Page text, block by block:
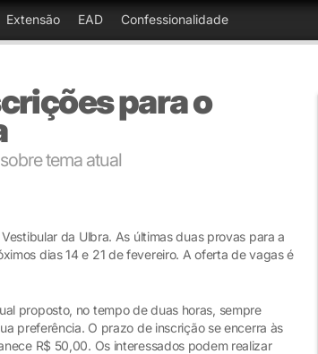
Extensão EAD Confessionalidade
para o
tema atual
da Ulbra. As últimas duas provas para a
dias 14 e 21 de fevereiro. A oferta de vagas é
proposto, no tempo de duas horas, sempre
preferência. O prazo de inscrição se encerra às
R$ 50,00. Os interessados podem realizar